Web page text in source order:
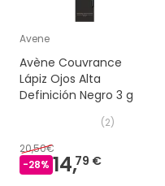
Avene
Avène Couvrance
Lápiz Ojos Alta
Definición Negro 3 g
(2)
20,50€
-28% 14,79 €